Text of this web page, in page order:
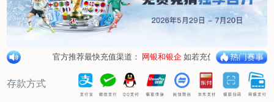
人才招聘
新闻中心
销售网点